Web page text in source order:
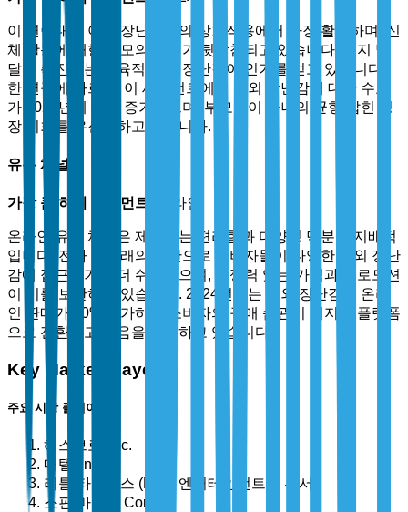
이 연령대는 야외 장난감과의 상호작용에서 가장 활발하며, 신
체 활동에 대한 부모의 격려가 뒷받침되고 있습니다. 인지 발
달을 촉진하는 교육적 야외 장난감이 인기를 얻고 있습니다.
한 연구에 따르면, 이 세그먼트에서 야외 장난감에 대한 수요
가 2023년에 28% 증가했으며, 부모들이 자녀의 균형 잡힌 성
장 기회를 우선시하고 있습니다.
유통 채널별
가장 큰 하위 세그먼트: 온라인
온라인 유통 채널은 제공하는 편리함과 다양성 덕분에 지배적
입니다. 전자 상거래의 확산으로 소비자들이 다양한 야외 장난
감에 접근하기가 더 쉬워졌으며, 경쟁력 있는 가격과 프로모션
이 이를 보완하고 있습니다. 2024년에는 야외 장난감의 온라
인 판매가 40% 증가하여 소비자의 구매 습관이 디지털 플랫폼
으로 전환되고 있음을 강조하고 있습니다.
Key Market Players
주요 시장 플레이어
해스브로, Inc.
매텔, Inc.
리틀 타이크스 (MGA 엔터테인먼트의 부서)
스핀 마스터 Corp.